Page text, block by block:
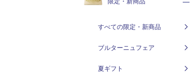
すべての限定・新商品
ブルターニュフェア
夏ギフト